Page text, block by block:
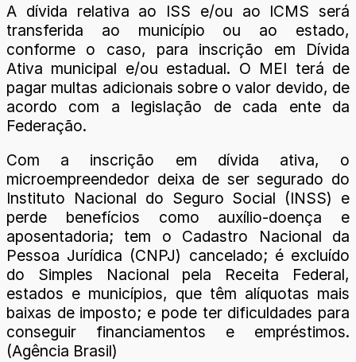
A dívida relativa ao ISS e/ou ao ICMS será
transferida ao município ou ao estado,
conforme o caso, para inscrição em Dívida
Ativa municipal e/ou estadual. O MEI terá de
pagar multas adicionais sobre o valor devido, de
acordo com a legislação de cada ente da
Federação.
Com a inscrição em dívida ativa, o
microempreendedor deixa de ser segurado do
Instituto Nacional do Seguro Social (INSS) e
perde benefícios como auxílio-doença e
aposentadoria; tem o Cadastro Nacional da
Pessoa Jurídica (CNPJ) cancelado; é excluído
do Simples Nacional pela Receita Federal,
estados e municípios, que têm alíquotas mais
baixas de imposto; e pode ter dificuldades para
conseguir financiamentos e empréstimos.
(Agência Brasil)